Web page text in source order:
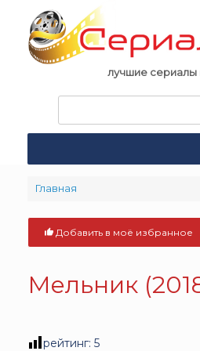
content
лучшие сериалы
поиска:
Главная
Добавить в моё избранное
Мельник
рейтинг: 5